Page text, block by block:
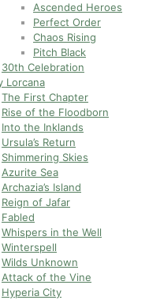
Ascended Heroes
Perfect Order
Chaos Rising
Pitch Black
30th Celebration
Lorcana
The First Chapter
Rise of the Floodborn
Into the Inklands
Ursula’s Return
Shimmering Skies
Azurite Sea
Archazia’s Island
Reign of Jafar
Fabled
Whispers in the Well
Winterspell
Wilds Unknown
Attack of the Vine
Hyperia City